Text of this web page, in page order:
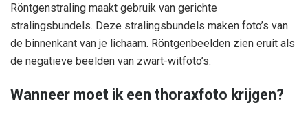
Röntgenstraling maakt gebruik van gerichte
stralingsbundels. Deze stralingsbundels maken foto’s van
de binnenkant van je lichaam. Röntgenbeelden zien eruit als
de negatieve beelden van zwart-witfoto’s.
Wanneer moet ik een thoraxfoto krijgen?